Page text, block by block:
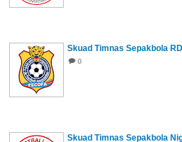
Skuad Timnas Sepakbola
0
Skuad Timnas Sepakbola